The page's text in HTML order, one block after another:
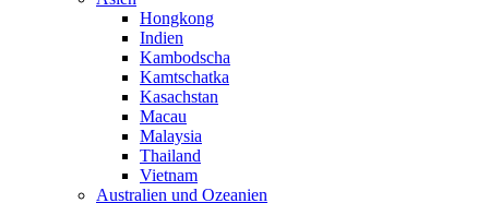
Hongkong
Indien
Kambodscha
Kamtschatka
Kasachstan
Macau
Malaysia
Thailand
Vietnam
Australien und Ozeanien